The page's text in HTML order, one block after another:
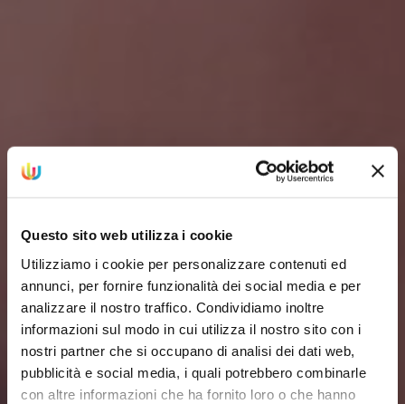
Questo sito web utilizza i cookie
Utilizziamo i cookie per personalizzare contenuti ed
annunci, per fornire funzionalità dei social media e per
analizzare il nostro traffico. Condividiamo inoltre
informazioni sul modo in cui utilizza il nostro sito con i
nostri partner che si occupano di analisi dei dati web,
pubblicità e social media, i quali potrebbero combinarle
con altre informazioni che ha fornito loro o che hanno